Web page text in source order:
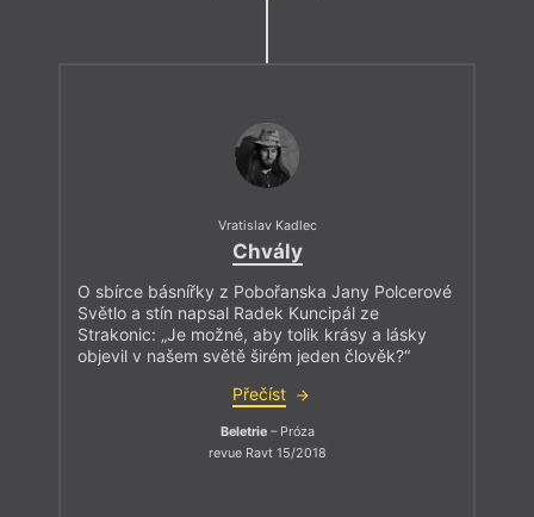
Vratislav Kadlec
Chvály
O sbírce básnířky z Pobořanska Jany Polcerové
Světlo a stín napsal Radek Kuncipál ze
Strakonic: „Je možné, aby tolik krásy a lásky
objevil v našem světě širém jeden člověk?“
Přečíst
Beletrie– Próza
revue Ravt 15/2018